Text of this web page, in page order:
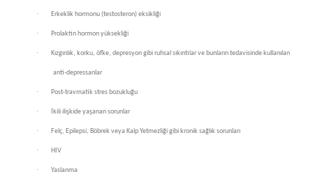
· Erkeklik hormonu (testosteron) eksikliği
· Prolaktin hormon yüksekliği
· Kızgınlık, korku, öfke, depresyon gibi ruhsal sıkıntılar ve bunların tedavisinde kullanılan
anti-depressanlar
· Post-travmatik stres bozukluğu
· İkili ilişkide yaşanan sorunlar
· Felç, Epilepsi, Böbrek veya Kalp Yetmezliği gibi kronik sağlık sorunları
· HIV
· Yaşlanma